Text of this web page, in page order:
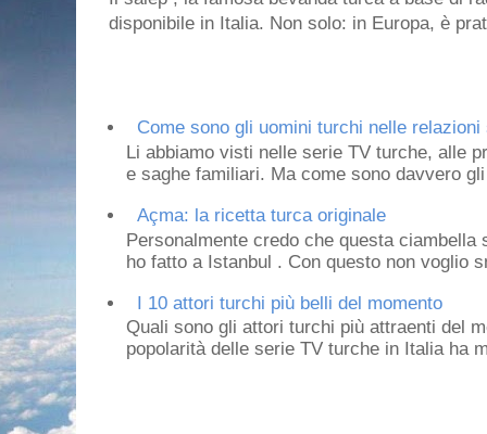
disponibile in Italia. Non solo: in Europa, è
Come sono gli uomini turchi nelle
Li abbiamo visti nelle serie TV turche, alle
e saghe familiari. Ma come sono davvero
Açma: la ricetta turca originale
Personalmente credo che questa
ho fatto a Istanbul . Con questo non voglio
I 10 attori turchi più belli del momento
Quali sono gli attori turchi più attraenti del
popolarità delle serie TV turche in Italia ha